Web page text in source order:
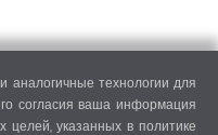
аналогичные технологии для
согласия ваша информация
целей, указанных в политике